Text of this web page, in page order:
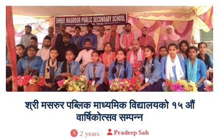
श्री मसरुर पब्लिक माध्यमिक विद्यालयको १५ औं
वार्षिकोत्सव सम्पन्न
2 years Pradeep Sah